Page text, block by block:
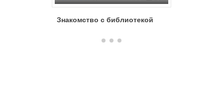
Знакомство с библиотекой